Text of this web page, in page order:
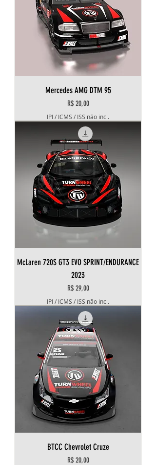
Mercedes AMG DTM 95
Preço
R$ 20,00
IPI / ICMS / ISS não incl.
McLaren 720S GT3 EVO SPRINT/ENDURANCE
2023
Preço
R$ 29,00
IPI / ICMS / ISS não incl.
BTCC Chevrolet Cruze
Preço
R$ 20,00